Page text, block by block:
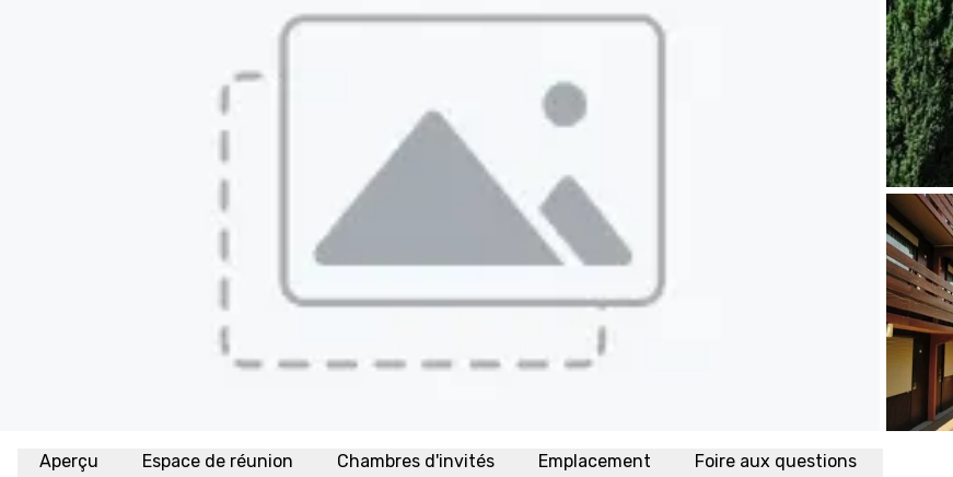
Aperçu Espace de réunion Chambres d'invités Emplacement Foire aux questions